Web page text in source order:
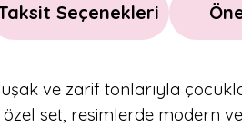
Seçenekleri
ve zarif tonlarıyla
set, resimlerde modern